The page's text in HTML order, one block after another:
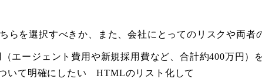
らを選択すべきか、また、会社にとってのリスクや両者
エージェント費用や新規採用費など、合計約400万円
いて明確にしたい HTMLのリスト化して